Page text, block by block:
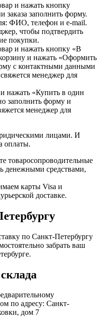
и нажать кнопку
заказа заполнить форму.
ФИО, телефон и e-mail.
чтобы подтвердить
покупки.
и нажать кнопку «В
и нажать «Оформить
с контактными данными
менеджер для
нажать «Купить в один
заполнить форму и
менеджер для
лицами. И
оплаты.
товаросопроводительные
денежными средствами,
карты Visa и
доставке.
по Санкт-Петербургу
забрать ваш
по адресу: Санкт-
дом 7